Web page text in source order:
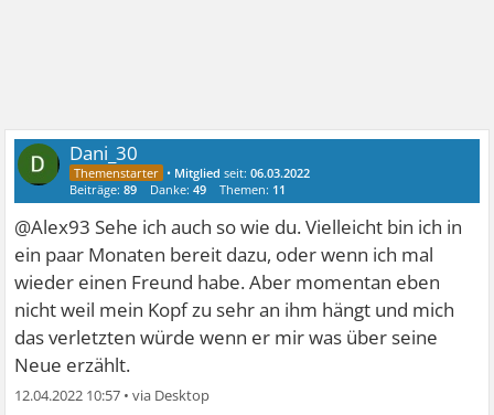
Dani_30
• Mitglied seit:06.03.2022
Beiträge:89 Danke:49 Themen: 11
@Alex93 Sehe ich auch so wie du. Vielleicht bin ich in
ein paar Monaten bereit dazu, oder wenn ich mal
wieder einen Freund habe. Aber momentan eben
nicht weil mein Kopf zu sehr an ihm hängt und mich
das verletzten würde wenn er mir was über seine
Neue erzählt.
12.04.2022 10:57 •